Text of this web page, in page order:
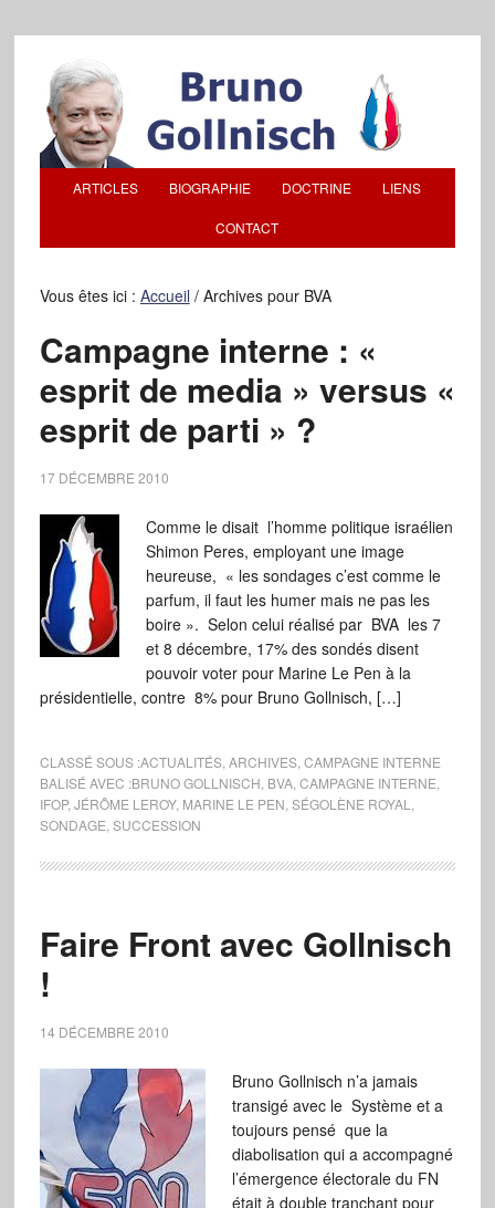
ARTICLES BIOGRAPHIE DOCTRINE LIENS
CONTACT
Vous êtes ici : Accueil /Archives pour BVA
Campagne interne : «
esprit de media » versus «
esprit de parti » ?
17 DÉCEMBRE 2010
Comme le disait l’homme politique israélien
Shimon Peres, employant une image
heureuse, « les sondages c’est comme le
parfum, il faut les humer mais ne pas les
boire ». Selon celui réalisé par BVA les 7
et 8 décembre, 17% des sondés disent
pouvoir voter pour Marine Le Pen à la
présidentielle, contre 8% pour Bruno Gollnisch, […]
CLASSÉ SOUS :ACTUALITÉS, ARCHIVES, CAMPAGNE INTERNE
BALISÉ AVEC :BRUNO GOLLNISCH BVA, CAMPAGNE INTERNE
IFOP, JÉRÔME LEROY, MARINE LE PEN SÉGOLÈNE ROYAL
SONDAGE SUCCESSION
Faire Front avec Gollnisch
!
14 DÉCEMBRE 2010
Bruno Gollnisch n’a jamais
transigé avec le Système et a
toujours pensé que la
diabolisation qui a accompagné
l’émergence électorale du FN
était à double tranchant pour